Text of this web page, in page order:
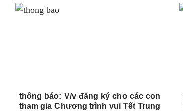
thông báo: V/v đăng ký cho các con
tham gia Chương trình vui Tết Trung